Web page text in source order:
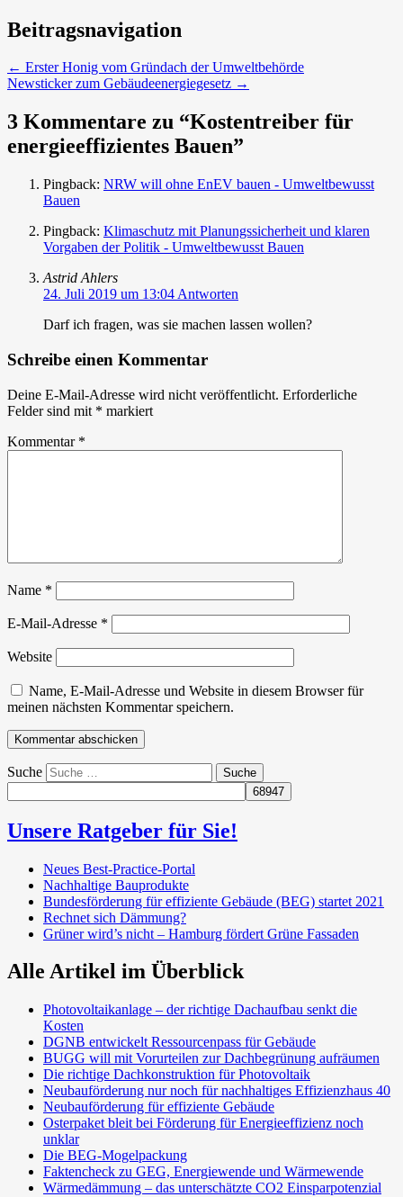
Beitragsnavigation
← Erster Honig vom Gründach der Umweltbehörde
Newsticker zum Gebäudeenergiegesetz →
3 Kommentare zu “Kostentreiber für
energieeffizientes Bauen”
Pingback: NRW will ohne EnEV bauen - Umweltbewusst
Bauen
Pingback: Klimaschutz mit Planungssicherheit und klaren
Vorgaben der Politik - Umweltbewusst Bauen
Astrid Ahlers
24. Juli 2019 um 13:04 Antworten
Darf ich fragen, was sie machen lassen wollen?
Schreibe einen Kommentar
Deine E-Mail-Adresse wird nicht veröffentlicht. Erforderliche
Felder sind mit * markiert
Kommentar *
Name *
E-Mail-Adresse *
Website
Name, E-Mail-Adresse und Website in diesem Browser für
meinen nächsten Kommentar speichern.
Suche
Unsere Ratgeber für Sie!
Neues Best-Practice-Portal
Nachhaltige Bauprodukte
Bundesförderung für effiziente Gebäude (BEG) startet 2021
Rechnet sich Dämmung?
Grüner wird’s nicht – Hamburg fördert Grüne Fassaden
Alle Artikel im Überblick
Photovoltaikanlage – der richtige Dachaufbau senkt die
Kosten
DGNB entwickelt Ressourcenpass für Gebäude
BUGG will mit Vorurteilen zur Dachbegrünung aufräumen
Die richtige Dachkonstruktion für Photovoltaik
Neubauförderung nur noch für nachhaltiges Effizienzhaus 40
Neubauförderung für effiziente Gebäude
Osterpaket bleit bei Förderung für Energieeffizienz noch
unklar
Die BEG-Mogelpackung
Faktencheck zu GEG, Energiewende und Wärmewende
Wärmedämmung – das unterschätzte CO2 Einsparpotenzial